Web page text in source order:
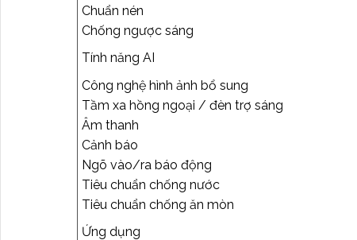
Chuẩn nén
Chống ngược sáng
Tính năng AI
Công nghệ hình ảnh bổ sung
Tầm xa hồng ngoại / đèn trợ sáng
Âm thanh
Cảnh báo
Ngõ vào/ra báo động
Tiêu chuẩn chống nước
Tiêu chuẩn chống ăn mòn
Ứng dụng